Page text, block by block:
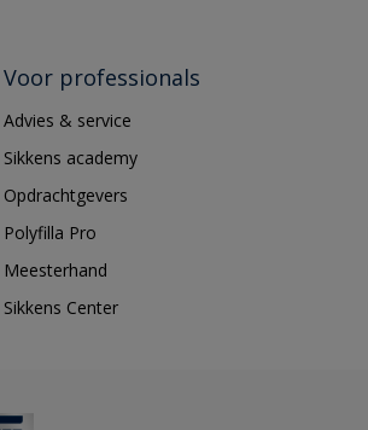
Voor professionals
Advies & service
Sikkens academy
Opdrachtgevers
Polyfilla Pro
Meesterhand
Sikkens Center